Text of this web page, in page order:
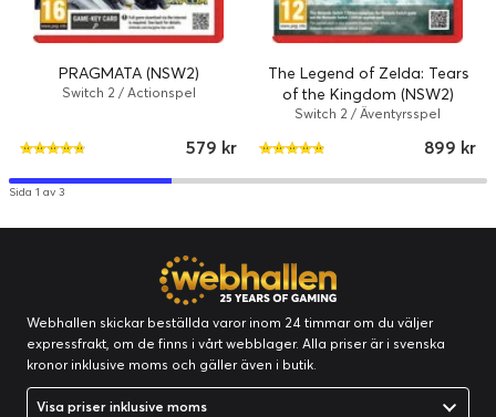
PRAGMATA (NSW2)
Switch 2 / Actionspel
579 kr
The Legend of Zelda: Tears
of the Kingdom (NSW2)
Switch 2 / Äventyrsspel
899 kr
Sida 1 av 3
Webhallen skickar beställda varor inom 24 timmar om du väljer
expressfrakt, om de finns i vårt webblager. Alla priser är i svenska
kronor inklusive moms och gäller även i butik.
Visa priser inklusive moms